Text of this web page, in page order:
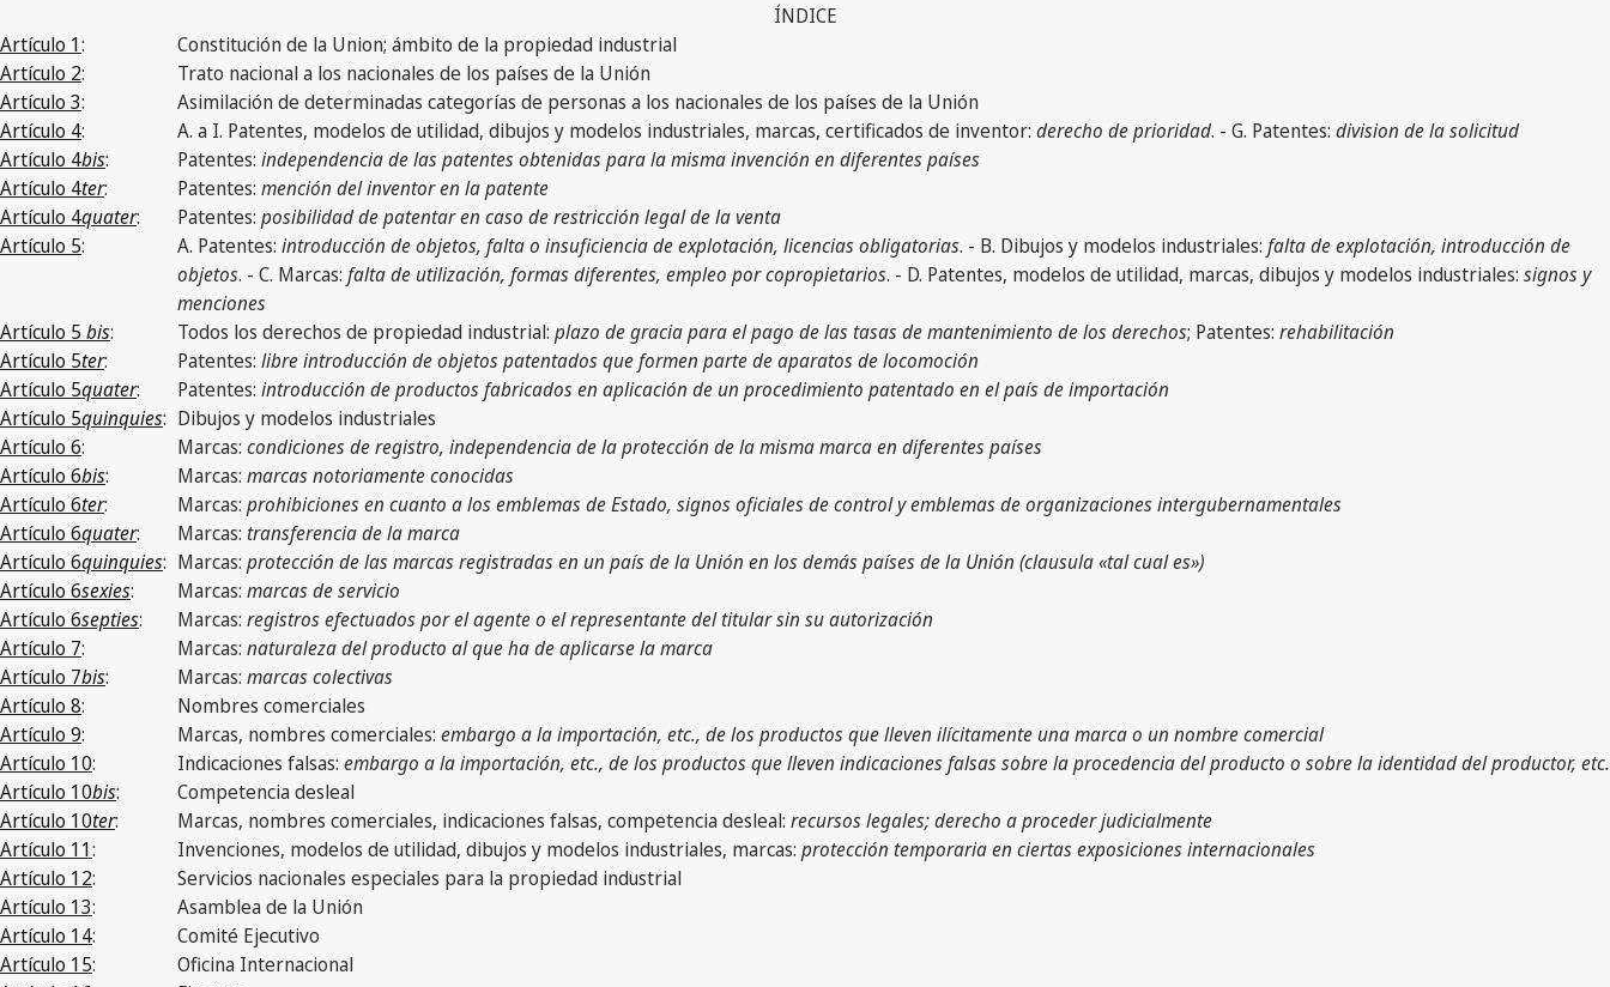
ÍNDICE
Artículo 1:
Constitución de la Union; ámbito de la propiedad industrial
Artículo 2:
Trato nacional a los nacionales de los países de la Unión
Artículo 3:
Asimilación de determinadas categorías de personas a los nacionales de los países de la Unión
Artículo 4: A. a I. Patentes, modelos de utilidad, dibujos y modelos industriales, marcas, certificados de inventor: derecho de prioridad. - G. Patentes: division de la solicitud
Artículo 4bis: Patentes: independencia de las patentes obtenidas para la misma invención en diferentes países
Artículo 4ter: Patentes: mención del inventor en la patente
Artículo 4quater: Patentes: posibilidad de patentar en caso de restricción legal de la venta
Artículo 5: A. Patentes: introducción de objetos, falta o insuficiencia de explotación, licencias obligatorias. - B. Dibujos y modelos industriales: falta de explotación, introducción de
objetos. - C. Marcas: falta de utilización, formas diferentes, empleo por copropietarios. - D. Patentes, modelos de utilidad, marcas, dibujos y modelos industriales: signos y
menciones
Artículo 5 bis: Todos los derechos de propiedad industrial: plazo de gracia para el pago de las tasas de mantenimiento de los derechos; Patentes: rehabilitación
Artículo 5ter: Patentes: libre introducción de objetos patentados que formen parte de aparatos de locomoción
Artículo 5quater: Patentes: introducción de productos fabricados en aplicación de un procedimiento patentado en el país de importación
Artículo 5quinquies: Dibujos y modelos industriales
Artículo 6: Marcas: condiciones de registro, independencia de la protección de la misma marca en diferentes países
Artículo 6bis: Marcas: marcas notoriamente conocidas
Artículo 6ter: Marcas: prohibiciones en cuanto a los emblemas de Estado, signos oficiales de control y emblemas de organizaciones intergubernamentales
Artículo 6quater: Marcas: transferencia de la marca
Artículo 6quinquies: Marcas: protección de las marcas registradas en un país de la Unión en los demás países de la Unión (clausula «tal cual es»)
Artículo 6sexies: Marcas: marcas de servicio
Artículo 6septies: Marcas: registros efectuados por el agente o el representante del titular sin su autorización
Artículo 7: Marcas: naturaleza del producto al que ha de aplicarse la marca
Artículo 7bis: Marcas: marcas colectivas
Artículo 8:
Nombres comerciales
Artículo 9: Marcas, nombres comerciales: embargo a la importación, etc., de los productos que lleven ilícitamente una marca o un nombre comercial
Artículo 10: Indicaciones falsas: embargo a la importación, etc., de los productos que lleven indicaciones falsas sobre la procedencia del producto o sobre la identidad del productor, etc.
Artículo 10bis:
Competencia desleal
Artículo 10ter: Marcas, nombres comerciales, indicaciones falsas, competencia desleal: recursos legales; derecho a proceder judicialmente
Artículo 11: Invenciones, modelos de utilidad, dibujos y modelos industriales, marcas: protección temporaria en ciertas exposiciones internacionales
Artículo 12:
Servicios nacionales especiales para la propiedad industrial
Artículo 13:
Asamblea de la Unión
Artículo 14:
Comité Ejecutivo
Artículo 15:
Oficina Internacional